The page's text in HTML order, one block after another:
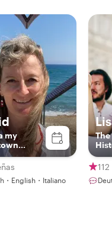
my
・English・Italiano